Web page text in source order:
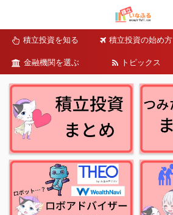
積立投資を知る 積立投資の始め方
金融機関を選ぶ トピックス